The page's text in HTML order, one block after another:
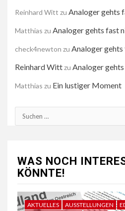
Reinhard Witt zu Analoger gehts
Matthias zu Analoger gehts fast
check4newton zu Analoger
Reinhard Wittzu Analoger
Matthias zu Ein lustiger Moment
Suchen
nach:
WAS NOCH
KÖNNTE!
AKTUELLES AUSSTELLUNGEN